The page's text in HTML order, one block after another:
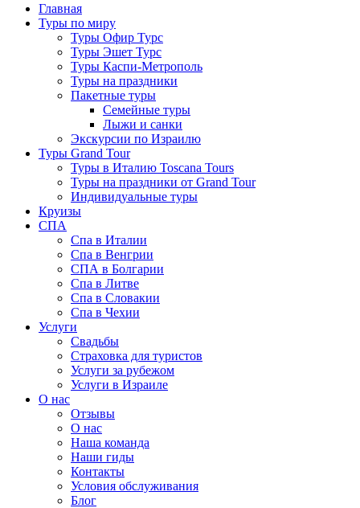
Главная
Туры по миру
Туры Офир Турс
Туры Эшет Турс
Туры Каспи-Метрополь
Туры на праздники
Пакетные туры
Семейные туры
Лыжи и санки
Экскурсии по Израилю
Туры Grand Tour
Туры в Италию Toscana Tours
Туры на праздники от Grand Tour
Индивидуальные туры
Круизы
СПА
Спа в Италии
Спа в Венгрии
СПА в Болгарии
Спа в Литве
Спа в Словакии
Спа в Чехии
Услуги
Свадьбы
Страховка для туристов
Услуги за рубежом
Услуги в Израиле
О нас
Отзывы
О нас
Наша команда
Наши гиды
Контакты
Условия обслуживания
Блог